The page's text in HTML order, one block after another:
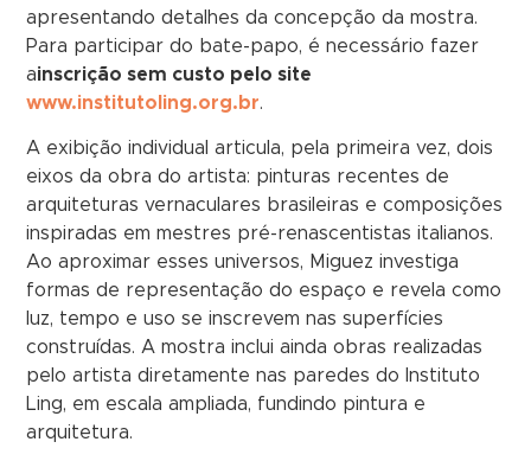
apresentando detalhes da concepção da mostra.
Para participar do bate-papo, é necessário fazer
ainscrição sem custo pelo site
www.institutoling.org.br.
A exibição individual articula, pela primeira vez, dois
eixos da obra do artista: pinturas recentes de
arquiteturas vernaculares brasileiras e composições
inspiradas em mestres pré-renascentistas italianos.
Ao aproximar esses universos, Miguez investiga
formas de representação do espaço e revela como
luz, tempo e uso se inscrevem nas superfícies
construídas. A mostra inclui ainda obras realizadas
pelo artista diretamente nas paredes do Instituto
Ling, em escala ampliada, fundindo pintura e
arquitetura.